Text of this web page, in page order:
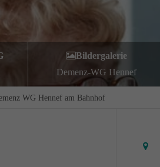
Bildergalerie
Demenz-WG Hennef
WG Hennef am Bahnhof